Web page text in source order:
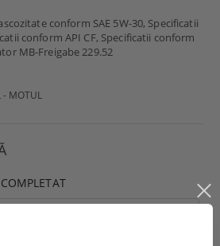
conform SAE 5W-30, Specificatii
conform API CF, Specificatii conform
MB-Freigabe 229.52
MOTUL